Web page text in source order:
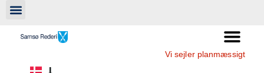
Vi sejler planmæssigt